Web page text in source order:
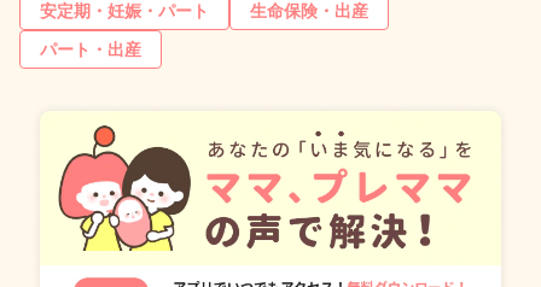
安定期・妊娠・パート
生命保険・出産
パート・出産